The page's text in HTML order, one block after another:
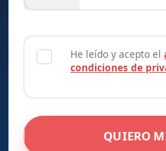
He leído y acepto el
condiciones de
QUIERO